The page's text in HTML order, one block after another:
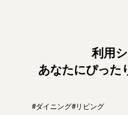
利用
あなたにぴった
#ダイニング#リビング